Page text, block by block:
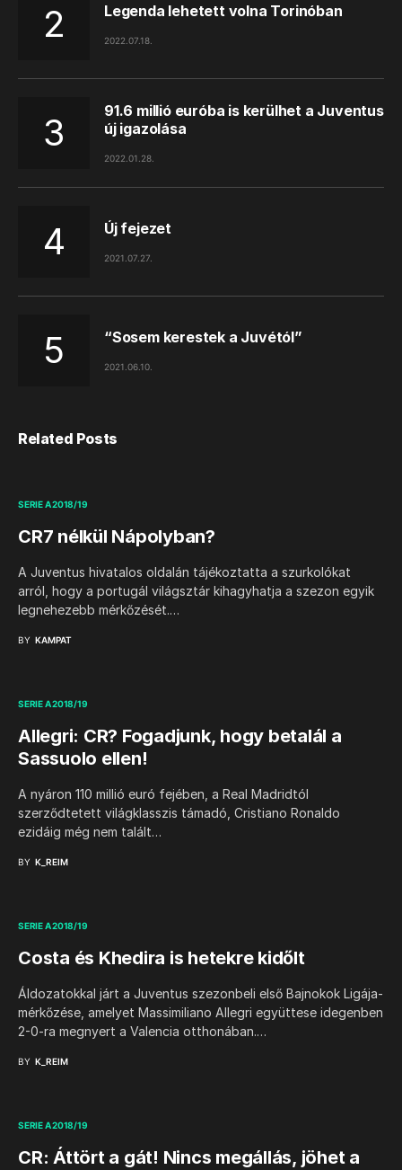
Legenda lehetett volna Torinóban
2022.07.18.
91.6 millió euróba is kerülhet a Juventus
új igazolása
2022.01.28.
Új fejezet
2021.07.27.
“Sosem kerestek a Juvétól”
2021.06.10.
Related Posts
SERIE A 2018/19
CR7 nélkül Nápolyban?
A Juventus hivatalos oldalán tájékoztatta a szurkolókat
arról, hogy a portugál világsztár kihagyhatja a szezon egyik
legnehezebb mérkőzését.…
BY KAMPAT
SERIE A 2018/19
Allegri: CR? Fogadjunk, hogy betalál a
Sassuolo ellen!
A nyáron 110 millió euró fejében, a Real Madridtól
szerződtetett világklasszis támadó, Cristiano Ronaldo
ezidáig még nem talált…
BY K_REIM
SERIE A 2018/19
Costa és Khedira is hetekre kidőlt
Áldozatokkal járt a Juventus szezonbeli első Bajnokok Ligája-
mérkőzése, amelyet Massimiliano Allegri együttese idegenben
2-0-ra megnyert a Valencia otthonában.…
BY K_REIM
SERIE A 2018/19
CR: Áttört a gát! Nincs megállás, jöhet a